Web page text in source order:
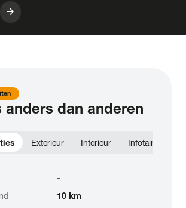
arrow_forward
anders dan anderen
Exterieur Interieur Infotainment
-
10 km